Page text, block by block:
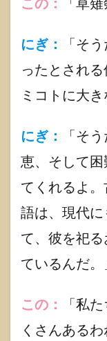
にぎ：
「そ
ったとされ
ミコトに大
にぎ：
「そ
恵、そして困
てくれるよ
語は、現代
て、彼を祀
ているんだ。
この：
「私
くさんあるわ